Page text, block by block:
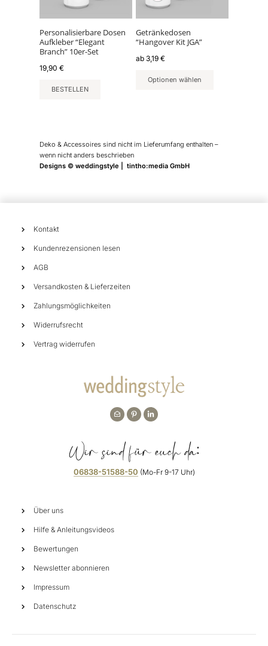
Personalisierbare Dosen
Aufkleber “Elegant
Branch” 10er-Set
19,90 €
BESTELLEN
Getränkedosen
“Hangover Kit JGA”
ab3,19€
Optionen wählen
Die
Optionen
können
auf
der
gewählt
Deko & Accessoires sind nicht im Lieferumfang enthalten –
wenn nicht anders beschrieben
Designs © weddingstyle | tintho:media GmbH
Kontakt
Kundenrezensionen lesen
AGB
Versandkosten & Lieferzeiten
Zahlungsmöglichkeiten
Widerrufsrecht
Vertrag widerrufen
Wir sind für euch da:
06838-51588-50 (Mo-Fr 9-17 Uhr)
Über uns
Hilfe & Anleitungsvideos
Bewertungen
Newsletter abonnieren
Impressum
Datenschutz